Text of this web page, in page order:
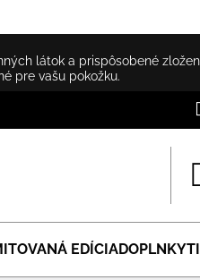
látok a prispôsobené
pre vašu pokožku.
EDÍCIADOPLNKY